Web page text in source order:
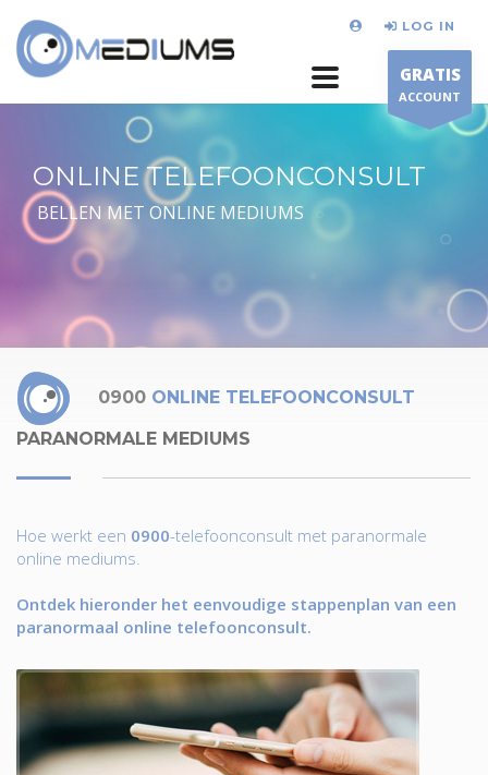
LOG IN
GRATIS
ACCOUNT
ONLINE TELEFOONCONSULT
BELLEN MET ONLINE MEDIUMS
0900 ONLINE TELEFOONCONSULT
PARANORMALE MEDIUMS
Hoe werkt een 0900-telefoonconsult met paranormale
online mediums.
Ontdek hieronder het eenvoudige stappenplan van een
paranormaal online telefoonconsult.